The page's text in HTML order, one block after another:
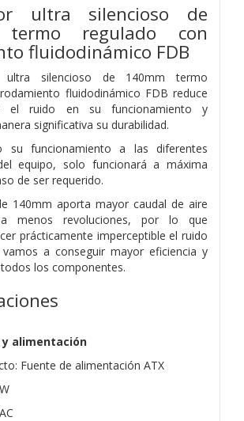
ultra silencioso de
termo regulado con
fluidodinámico FDB
ultra silencioso de 140mm termo
fluidodinámico FDB reduce
el ruido en su funcionamiento y
significativa su durabilidad.
su funcionamiento a las diferentes
equipo, solo funcionará a máxima
de ser requerido.
140mm aporta mayor caudal de aire
a menos revoluciones, por lo que
prácticamente imperceptible el ruido
a conseguir mayor eficiencia y
los componentes.
alimentación
Fuente de alimentación ATX